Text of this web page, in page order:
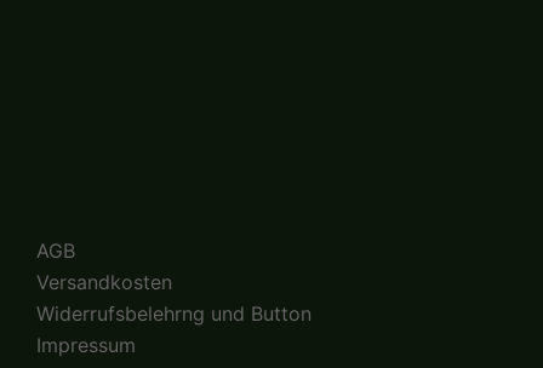
AGB
Versandkosten
Widerrufsbelehrng und Button
Impressum